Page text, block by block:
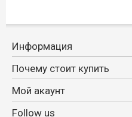
Информация
Почему стоит купить
Мой акаунт
Follow us